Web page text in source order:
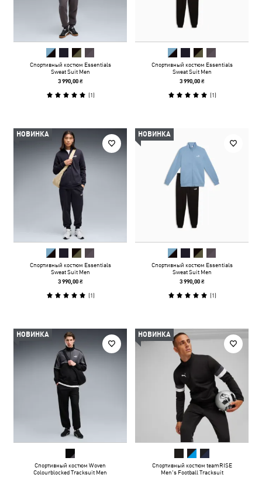
Спортивный костюм Essentials
Sweat Suit Men
3 990,00 ₴
(1)
Спортивный костюм Essentials
Sweat Suit Men
3 990,00 ₴
(1)
НОВИНКА
Спортивный костюм Essentials
Sweat Suit Men
3 990,00 ₴
(1)
НОВИНКА
Спортивный костюм Essentials
Sweat Suit Men
3 990,00 ₴
(1)
НОВИНКА
Спортивный костюм Woven
Colourblocked Tracksuit Men
НОВИНКА
Спортивный костюм teamRISE
Men's Football Tracksuit